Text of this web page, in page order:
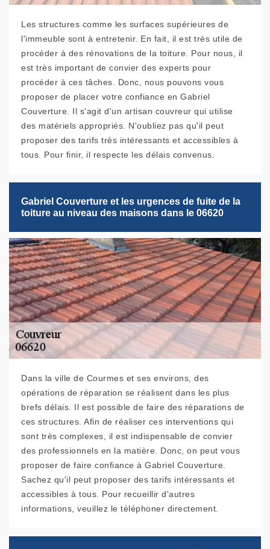
Les structures comme les surfaces supérieures de
l'immeuble sont à entretenir. En fait, il est très utile de
procéder à des rénovations de la toiture. Pour nous, il
est très important de convier des experts pour
procéder à ces tâches. Donc, nous pouvons vous
proposer de placer votre confiance en Gabriel
Couverture. Il s'agit d'un artisan couvreur qui utilise
des matériels appropriés. N'oubliez pas qu'il peut
proposer des tarifs très intéressants et accessibles à
tous. Pour finir, il respecte les délais convenus.
Gabriel Couverture et les urgences de fuite de la
toiture au niveau des maisons dans le 06620
Dans la ville de Courmes et ses environs, des
opérations de réparation se réalisent dans les plus
brefs délais. Il est possible de faire des réparations de
ces structures. Afin de réaliser ces interventions qui
sont très complexes, il est indispensable de convier
des professionnels en la matière. Donc, on peut vous
proposer de faire confiance à Gabriel Couverture.
Sachez qu'il peut proposer des tarifs intéressants et
accessibles à tous. Pour recueillir d'autres
informations, veuillez le téléphoner directement.